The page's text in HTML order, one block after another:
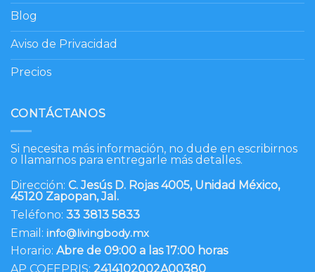
Blog
Aviso de Privacidad
Precios
CONTÁCTANOS
Si necesita más información, no dude en escribirnos
o llamarnos para entregarle más detalles.
Dirección: C. Jesús D. Rojas 4005, Unidad México,
45120 Zapopan, Jal.
Teléfono: 33 3813 5833
Email: info@livingbody.mx
Horario: Abre de 09:00 a las 17:00 horas
AP COFEPRIS: 2414102002A00380